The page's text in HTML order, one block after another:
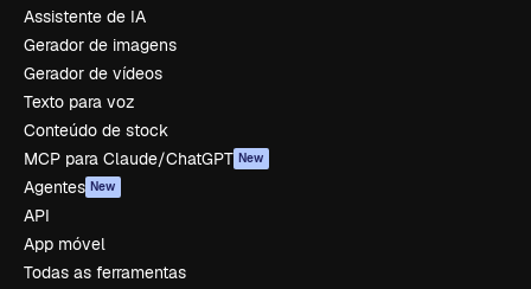
Assistente de IA
Gerador de imagens
Gerador de vídeos
Texto para voz
Conteúdo de stock
MCP para Claude/ChatGPT New
Agentes New
API
App móvel
Todas as ferramentas